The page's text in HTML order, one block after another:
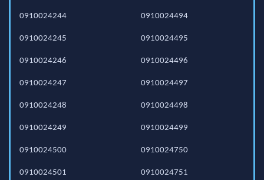
0910024244
0910024245
0910024246
0910024247
0910024248
0910024249
0910024494
0910024495
0910024496
0910024497
0910024498
0910024499
0910024500
0910024501
0910024750
0910024751